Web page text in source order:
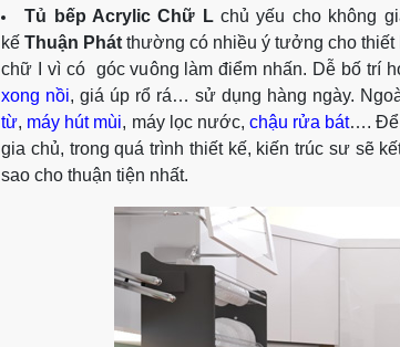
Tủ bếp Acrylic Chữ Lchủ yếu cho không
kế Thuận Phát thường có nhiều ý tưởng cho thiết
chữ I vì có góc vuông làm điểm nhấn. Dễ bố trí
xong nồi, giá úp rổ rá… sử dụng hàng ngày.
từ, máy hút mùi, máy lọc nước, chậu rửa bát…. Để
gia chủ, trong quá trình thiết kế, kiến trúc sư sẽ
sao cho thuận tiện nhất.